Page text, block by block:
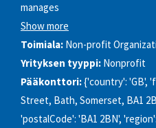
manages
Show more
Toimiala: Non-profit
Yrityksen tyyppi: Nonprofit
Pääkonttori:{'country': 'GB',
Street, Bath, Somerset, BA1
'postalCode': 'BA1 2BN',